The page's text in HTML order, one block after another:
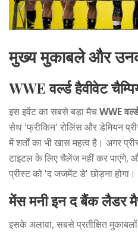
मुख्य मुकाबले और
WWE वर्ल्ड हैवीवेट
इस इवेंट का सबसे बड़ा मैचWWE
सेथ 'फ्रीकिन' रोलिंस और डेमियन
में शर्तों का भी खास महत्व है। अगर
टाइटल के लिए चैलेंज नहीं कर पाएंगे,
प्रीस्ट को 'द जजमेंट डे' छोड़ना होगा।
मेंस मनी इन द बैंक लैडर
इसके अलावा, सबसे प्रतीक्षित